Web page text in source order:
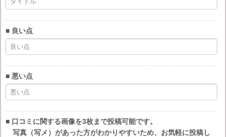
■ 良い点
■ 悪い点
■ 口コミに関する画像を3枚まで投稿可能です。
写真（写メ）があった方がわかりやすいため、お気軽に投稿し